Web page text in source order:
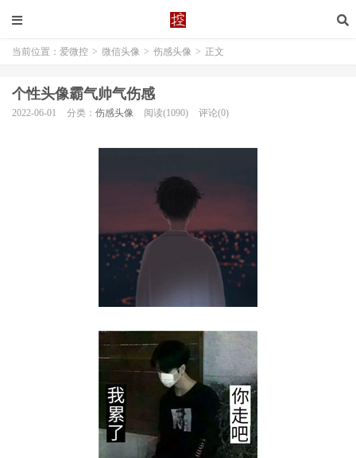
当前位置： 爱微控 > 微信头像 > 伤感头像 > 正文
个性头像霸气帅气伤感
2022-06-01 分类： 伤感头像 阅读(1090) 评论(0)